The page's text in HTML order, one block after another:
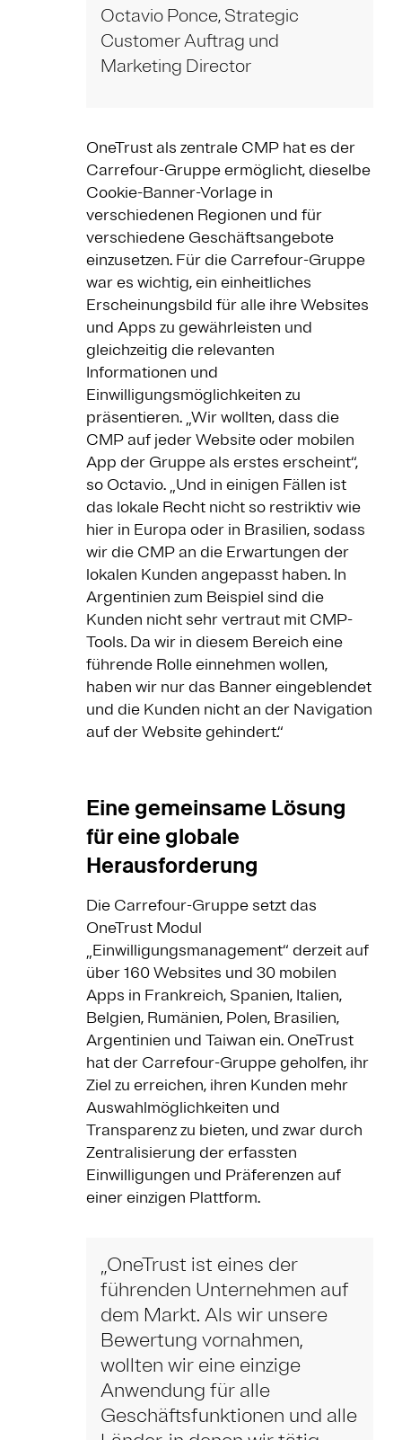
Octavio Ponce, Strategic
Customer Auftrag und
Marketing Director
OneTrust als zentrale CMP hat es der
Carrefour-Gruppe ermöglicht, dieselbe
Cookie-Banner-Vorlage in
verschiedenen Regionen und für
verschiedene Geschäftsangebote
einzusetzen. Für die Carrefour-Gruppe
war es wichtig, ein einheitliches
Erscheinungsbild für alle ihre Websites
und Apps zu gewährleisten und
gleichzeitig die relevanten
Informationen und
Einwilligungsmöglichkeiten zu
präsentieren. „Wir wollten, dass die
CMP auf jeder Website oder mobilen
App der Gruppe als erstes erscheint“,
so Octavio. „Und in einigen Fällen ist
das lokale Recht nicht so restriktiv wie
hier in Europa oder in Brasilien, sodass
wir die CMP an die Erwartungen der
lokalen Kunden angepasst haben. In
Argentinien zum Beispiel sind die
Kunden nicht sehr vertraut mit CMP-
Tools. Da wir in diesem Bereich eine
führende Rolle einnehmen wollen,
haben wir nur das Banner eingeblendet
und die Kunden nicht an der Navigation
auf der Website gehindert.“
Eine gemeinsame Lösung
für eine globale
Herausforderung
Die Carrefour-Gruppe setzt das
OneTrust Modul
„Einwilligungsmanagement“ derzeit auf
über 160 Websites und 30 mobilen
Apps in Frankreich, Spanien, Italien,
Belgien, Rumänien, Polen, Brasilien,
Argentinien und Taiwan ein. OneTrust
hat der Carrefour-Gruppe geholfen, ihr
Ziel zu erreichen, ihren Kunden mehr
Auswahlmöglichkeiten und
Transparenz zu bieten, und zwar durch
Zentralisierung der erfassten
Einwilligungen und Präferenzen auf
einer einzigen Plattform.
„OneTrust ist eines der
führenden Unternehmen auf
dem Markt. Als wir unsere
Bewertung vornahmen,
wollten wir eine einzige
Anwendung für alle
Geschäftsfunktionen und alle